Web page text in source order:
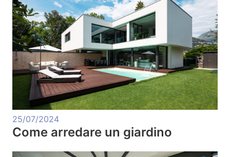
25/07/2024
Come arredare un giardino